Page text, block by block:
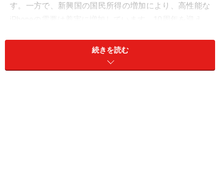
す。一方で、新興国の国民所得の増加により、高性能な
アルプス、村田製、フォスター電など
続きを読む